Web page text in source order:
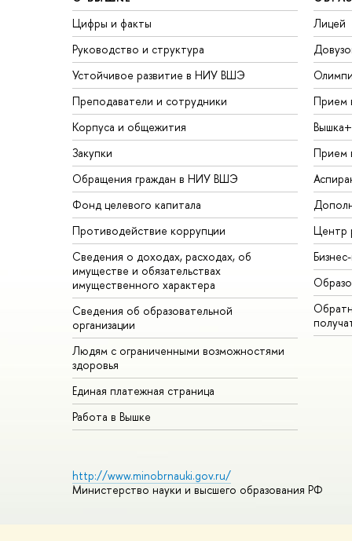
Цифры и факты
Руководство и структура
Устойчивое развитие в НИУ ВШЭ
Преподаватели и сотрудники
Корпуса и общежития
Закупки
Обращения граждан в НИУ ВШЭ
Фонд целевого капитала
Противодействие коррупции
Сведения о доходах, расходах, об
имуществе и обязательствах
имущественного характера
Сведения об образовательной
организации
Людям с ограниченными возможностями
здоровья
Единая платежная страница
Работа в Вышке
Лицей
Прием
Вышка+
Прием
Центр
http://www.minobrnauki.gov.ru/
Министерство науки и высшего образования РФ